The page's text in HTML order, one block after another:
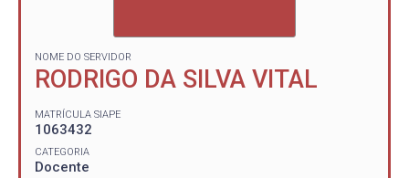
NOME DO SERVIDOR
RODRIGO DA SILVA VITAL
MATRÍCULA SIAPE
1063432
CATEGORIA
Docente